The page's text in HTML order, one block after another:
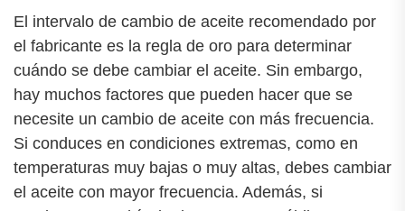
El intervalo de cambio de aceite recomendado por
el fabricante es la regla de oro para determinar
cuándo se debe cambiar el aceite. Sin embargo,
hay muchos factores que pueden hacer que se
necesite un cambio de aceite con más frecuencia.
Si conduces en condiciones extremas, como en
temperaturas muy bajas o muy altas, debes cambiar
el aceite con mayor frecuencia. Además, si